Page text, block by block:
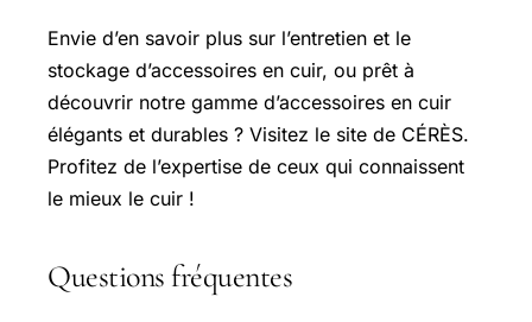
Envie d’en savoir plus sur l’entretien et le
stockage d’accessoires en cuir, ou prêt à
découvrir notre gamme d’accessoires en cuir
élégants et durables ? Visitez le site de CÉRÈS.
Profitez de l’expertise de ceux qui connaissent
le mieux le cuir !
Questions fréquentes